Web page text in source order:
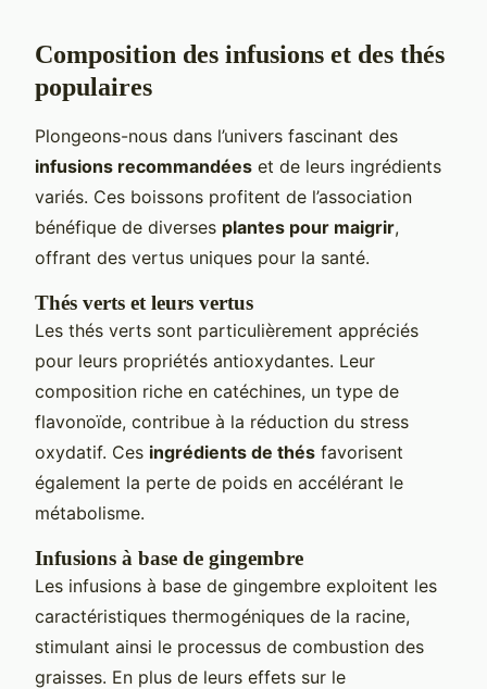
Composition des infusions et des thés
populaires
Plongeons-nous dans l’univers fascinant des
infusions recommandées et de leurs ingrédients
variés. Ces boissons profitent de l’association
bénéfique de diverses plantes pour maigrir,
offrant des vertus uniques pour la santé.
Thés verts et leurs vertus
Les thés verts sont particulièrement appréciés
pour leurs propriétés antioxydantes. Leur
composition riche en catéchines, un type de
flavonoïde, contribue à la réduction du stress
oxydatif. Ces ingrédients de thés favorisent
également la perte de poids en accélérant le
métabolisme.
Infusions à base de gingembre
Les infusions à base de gingembre exploitent les
caractéristiques thermogéniques de la racine,
stimulant ainsi le processus de combustion des
graisses. En plus de leurs effets sur le